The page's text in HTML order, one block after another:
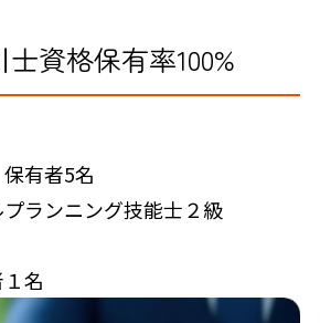
資格保有率100%
有者5名
ランニング技能士２級
名